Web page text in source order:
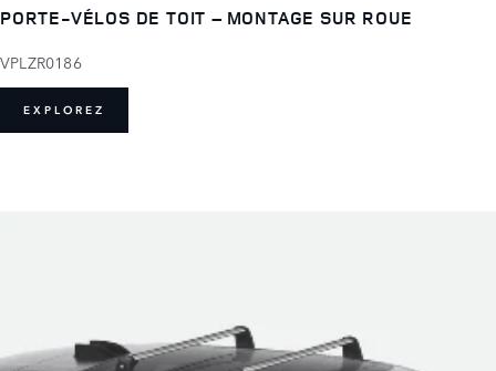
PORTE-VÉLOS DE TOIT – MONTAGE SUR ROUE
VPLZR0186
EXPLOREZ